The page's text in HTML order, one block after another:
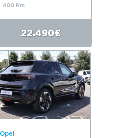
400 Km
22.490€
Opel